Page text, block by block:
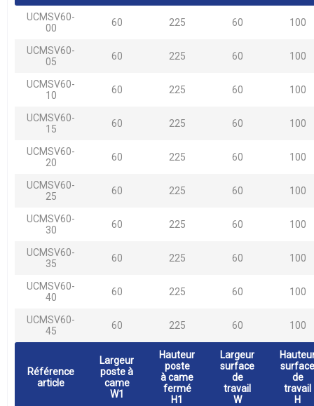
UCMSV60-
00
60 225 60 100
UCMSV60-
05
60 225 60 100
UCMSV60-
10
60 225 60 100
UCMSV60-
15
60 225 60 100
UCMSV60-
20
60 225 60 100
UCMSV60-
25
60 225 60 100
UCMSV60-
30
60 225 60 100
UCMSV60-
35
60 225 60 100
UCMSV60-
40
60 225 60 100
UCMSV60-
45
60 225 60 100
Référence
article
Largeur
poste à
came
W1
Hauteur
poste
à came
fermé
H1
Largeur
surface
de
travail
W
surface
de
travail
H